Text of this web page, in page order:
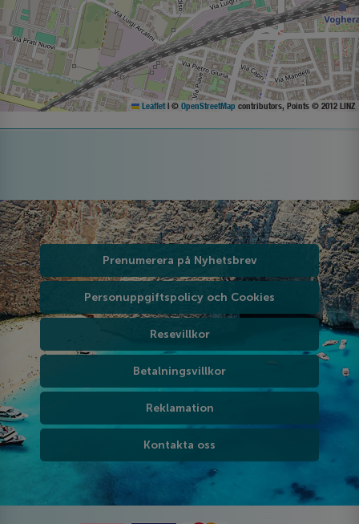
Leaflet | © OpenStreetMap contributors, Points © 2012 LINZ
Prenumerera på Nyhetsbrev
Personuppgiftspolicy och Cookies
Resevillkor
Betalningsvillkor
Reklamation
Kontakta oss